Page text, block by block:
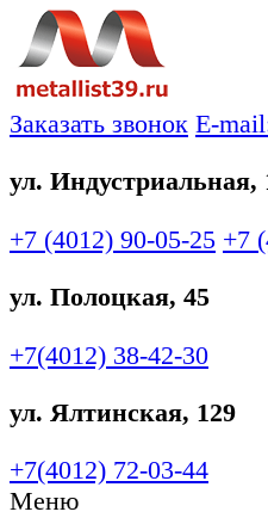
Заказать звонок E-
ул. Индустриальная,
+7 (4012) 90-05-25 +7
ул. Полоцкая, 45
+7(4012) 38-42-30
ул. Ялтинская, 129
+7(4012) 72-03-44
Меню